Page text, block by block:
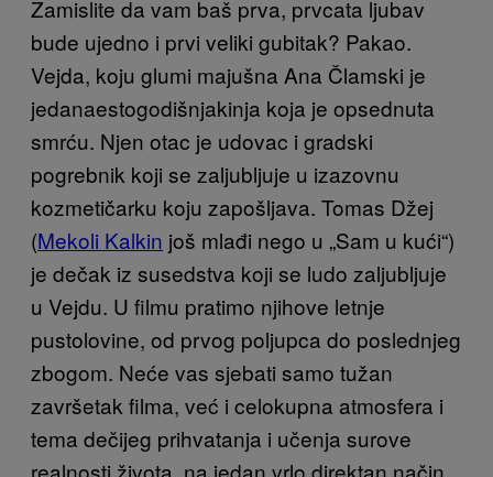
Zamislite da vam baš prva, prvcata ljubav
bude ujedno i prvi veliki gubitak? Pakao.
Vejda, koju glumi majušna Ana Člamski je
jedanaestogodišnjakinja koja je opsednuta
smrću. Njen otac je udovac i gradski
pogrebnik koji se zaljubljuje u izazovnu
kozmetičarku koju zapošljava. Tomas Džej
(Mekoli Kalkin još mlađi nego u „Sam u kući“)
je dečak iz susedstva koji se ludo zaljubljuje
u Vejdu. U filmu pratimo njihove letnje
pustolovine, od prvog poljupca do poslednjeg
zbogom. Neće vas sjebati samo tužan
završetak filma, već i celokupna atmosfera i
tema dečijeg prihvatanja i učenja surove
realnosti života, na jedan vrlo direktan način.